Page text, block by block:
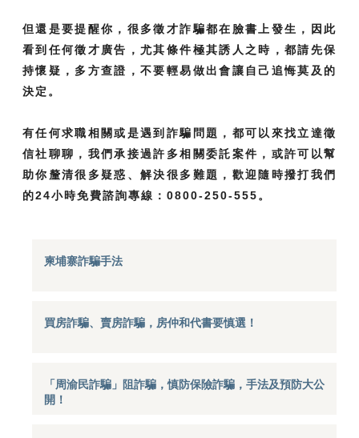
但還是要提醒你，很多徵才詐騙都在臉書上發生，因此
看到任何徵才廣告，尤其條件極其誘人之時，都請先保
持懷疑，多方查證，不要輕易做出會讓自己追悔莫及的
決定。
有任何求職相關或是遇到詐騙問題，都可以來找立達徵
信社聊聊，我們承接過許多相關委託案件，或許可以幫
助你釐清很多疑惑、解決很多難題，歡迎隨時撥打我們
的24小時免費諮詢專線：0800-250-555。
柬埔寨詐騙手法
買房詐騙、賣房詐騙，房仲和代書要慎選！
「周渝民詐騙」阻詐騙，慎防保險詐騙，手法及預防大公
開！